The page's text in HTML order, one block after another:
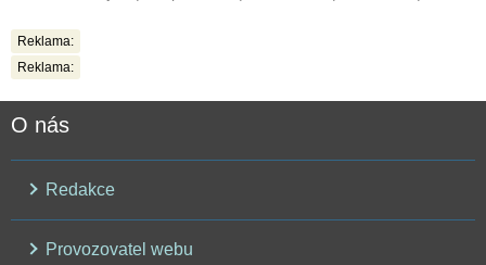
Reklama:
Reklama:
O nás
Redakce
Provozovatel webu